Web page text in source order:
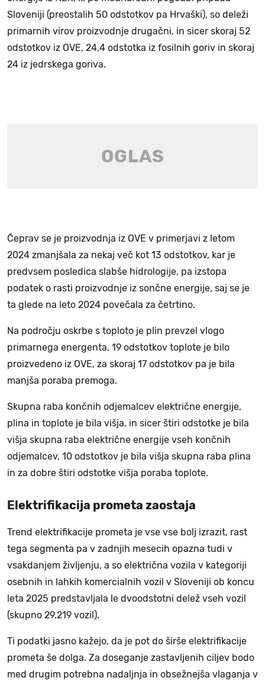
Sloveniji (preostalih 50 odstotkov pa Hrvaški), so deleži
primarnih virov proizvodnje drugačni, in sicer skoraj 52
odstotkov iz OVE, 24,4 odstotka iz fosilnih goriv in skoraj
24 iz jedrskega goriva.
Čeprav se je proizvodnja iz OVE v primerjavi z letom
2024 zmanjšala za nekaj več kot 13 odstotkov, kar je
predvsem posledica slabše hidrologije, pa izstopa
podatek o rasti proizvodnje iz sončne energije, saj se je
ta glede na leto 2024 povečala za četrtino.
Na področju oskrbe s toploto je plin prevzel vlogo
primarnega energenta, 19 odstotkov toplote je bilo
proizvedeno iz OVE, za skoraj 17 odstotkov pa je bila
manjša poraba premoga.
Skupna raba končnih odjemalcev električne energije,
plina in toplote je bila višja, in sicer štiri odstotke je bila
višja skupna raba električne energije vseh končnih
odjemalcev, 10 odstotkov je bila višja skupna raba plina
in za dobre štiri odstotke višja poraba toplote.
Elektrifikacija prometa zaostaja
Trend elektrifikacije prometa je vse vse bolj izrazit, rast
tega segmenta pa v zadnjih mesecih opazna tudi v
vsakdanjem življenju, a so električna vozila v kategoriji
osebnih in lahkih komercialnih vozil v Sloveniji ob koncu
leta 2025 predstavljala le dvoodstotni delež vseh vozil
(skupno 29.219 vozil).
Ti podatki jasno kažejo, da je pot do širše elektrifikacije
prometa še dolga. Za doseganje zastavljenih ciljev bodo
med drugim potrebna nadaljnja in obsežnejša vlaganja v